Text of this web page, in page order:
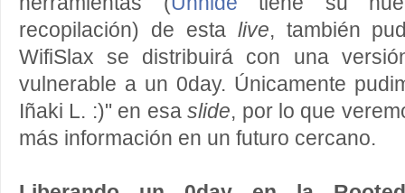
recopilación) de esta live, también
WifiSlax se distribuirá con una
vulnerable a un 0day. Únicamente
Iñaki L. :)" en esaslide, por lo que
más información en un futuro cercano.